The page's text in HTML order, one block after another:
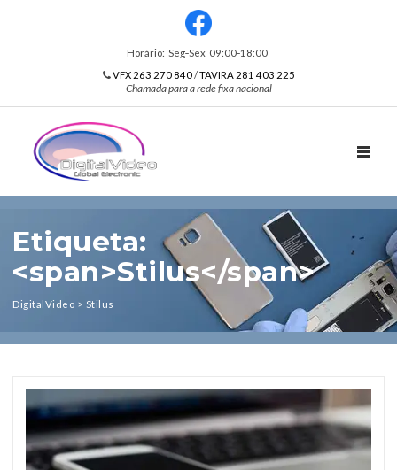
Horário: Seg‑Sex 09:00‑18:00
VFX 263 270 840/TAVIRA 281 403 225
Chamada para a rede fixa nacional
Etiqueta:
<span>Stilus</span>
DigitalVideo > Stilus